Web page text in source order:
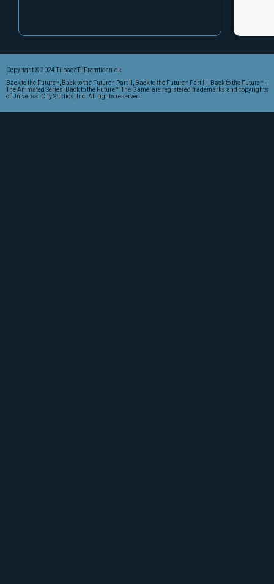
Copyright © 2024 TilbageTilFremtiden.dk
Back to the Future™, Back to the Future™ Part II, Back to the Future™ Part III, Back to the Future™ -
The Animated Series, Back to the Future™: The Game: are registered trademarks and copyrights
of Universal City Studios, Inc. All rights reserved.